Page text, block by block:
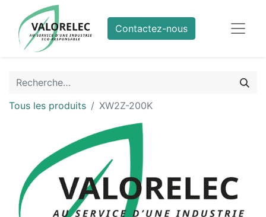
Contactez-nous
Tous les produits XW2Z-200K